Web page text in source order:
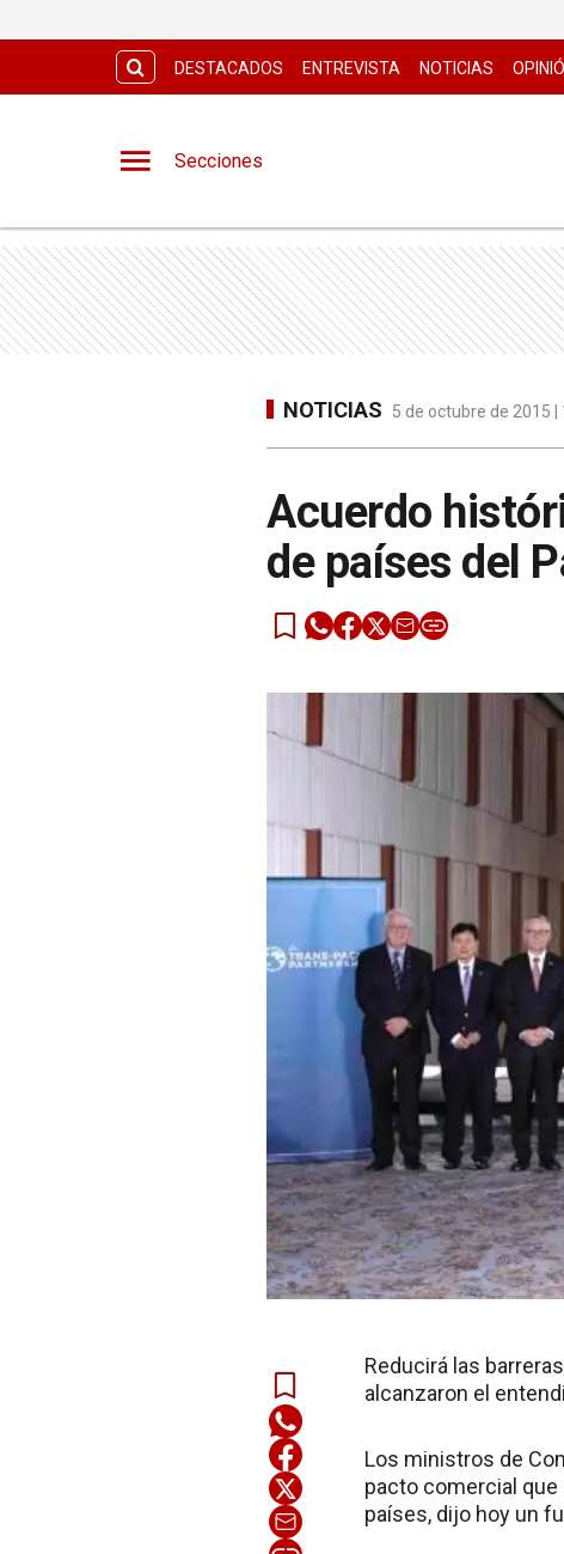
DESTACADOS ENTREVISTA NOTICIAS
Secciones
NOTICIAS 5 de octubre de 2015
Acuerdo
de países del
Reducirá las
alcanzaron el
Los ministros de
pacto comercial que
países, dijo hoy un